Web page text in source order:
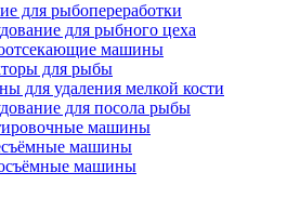
для рыбопереработки
для рыбного цеха
машины
для рыбы
для удаления мелкой кости
для посола рыбы
машины
машины
машины